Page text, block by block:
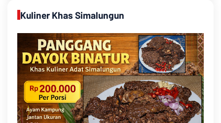
Kuliner Khas Simalungun